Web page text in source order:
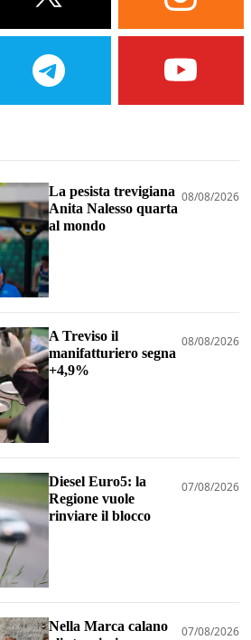
La pesista trevigiana
Anita Nalesso quarta
al mondo
08/08/2026
A Treviso il
manifatturiero segna
+4,9%
08/08/2026
Diesel Euro5: la
Regione vuole
rinviare il blocco
07/08/2026
Nella Marca calano
07/08/2026